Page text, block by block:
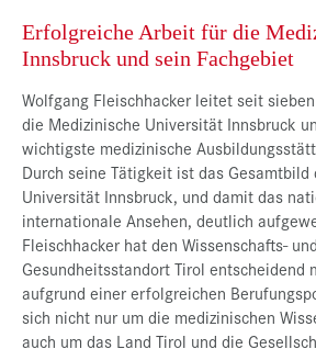
Erfolgreiche Arbeit für die
Innsbruck und sein Fachgebiet
Wolfgang Fleischhacker leitet seit
die Medizinische Universität Innsbruck
wichtigste medizinische
Durch seine Tätigkeit ist das Gesamtbild
Universität Innsbruck, und damit das
internationale Ansehen, deutlich
Fleischhacker hat den Wissenschafts- und
Gesundheitsstandort Tirol entscheidend
aufgrund einer erfolgreichen
sich nicht nur um die medizinischen
auch um das Land Tirol und die